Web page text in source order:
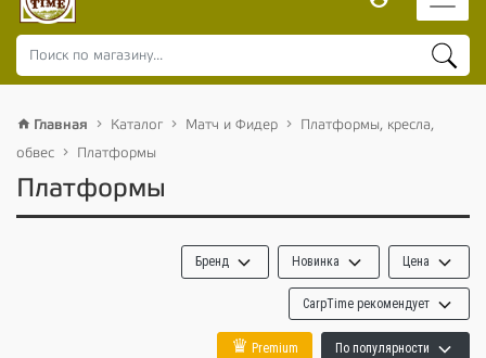
Главная Каталог Матч и Фидер
Платформы, кресла,
обвес
Платформы
Платформы
Бренд Новинка Цена
CarpTime рекомендует
♛ Premium По популярности